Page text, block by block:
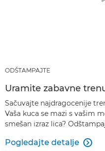
ODŠTAMPAJTE
Uramite zabavne
Sačuvajte najdragocenije
Vaša kuca se mazi s vašim
smešan izraz lica?
Pogledajte detalje 